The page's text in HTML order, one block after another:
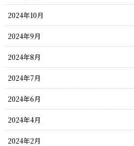
2024年10月
2024年9月
2024年8月
2024年7月
2024年6月
2024年4月
2024年2月